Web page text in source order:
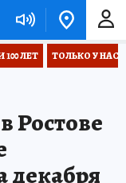
ЛЕТ ТОЛЬКО У НАС
Ростове
декабря